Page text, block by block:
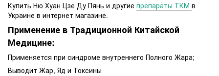
Купить Ню Хуан Цзе Ду Пянь и другие препараты ТКМ в
Украине в интернет магазине.
Применение в Традиционной Китайской
Медицине:
Применяется при синдроме внутреннего Полного Жара;
Выводит Жар, Яд и Токсины